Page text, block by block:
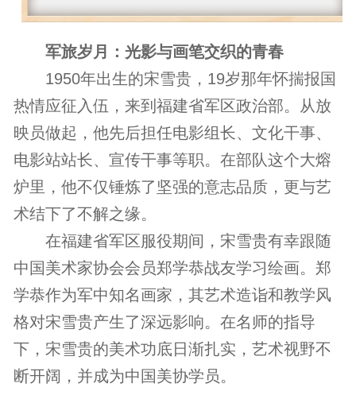
军旅岁月：光影与画笔交织的青春
1950年出生的宋雪贵，19岁那年怀揣报国
热情应征入伍，来到福建省军区政治部。从放
映员做起，他先后担任电影组长、文化干事、
电影站站长、宣传干事等职。在部队这个大熔
炉里，他不仅锤炼了坚强的意志品质，更与艺
术结下了不解之缘。
在福建省军区服役期间，宋雪贵有幸跟随
中国美术家协会会员郑学恭战友学习绘画。郑
学恭作为军中知名画家，其艺术造诣和教学风
格对宋雪贵产生了深远影响。在名师的指导
下，宋雪贵的美术功底日渐扎实，艺术视野不
断开阔，并成为中国美协学员。